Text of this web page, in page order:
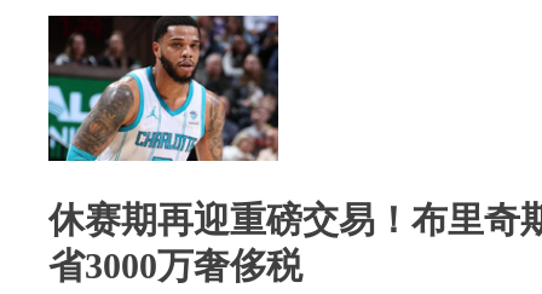
休赛期再迎重磅交易！布里奇
省3000万奢侈税